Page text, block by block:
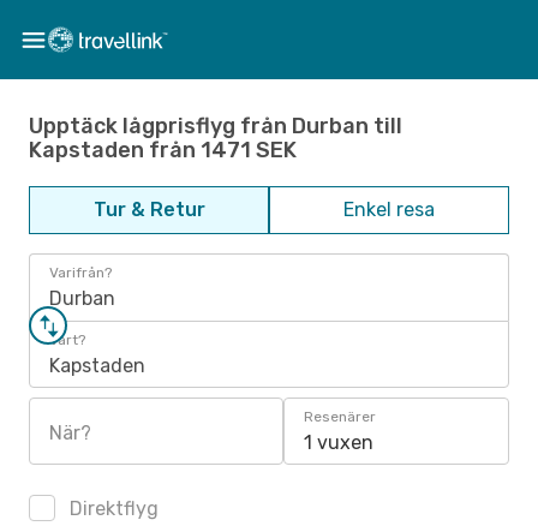
Upptäck lågprisflyg från Durban till
Kapstaden från 1471 SEK
Tur & Retur Enkel resa
Varifrån?
Durban
Vart?
Kapstaden
När?
Resenärer
1 vuxen
Direktflyg